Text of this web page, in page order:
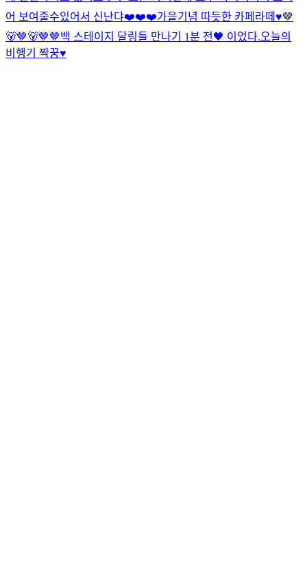
어 보여줄수있어서 신난댜❤️❤️❤️가을기념 따듯한 카페라떼♥🤎
🐻🤎🐻🤎🤎백 스테이지 달링들 만나기 1분 전🖤 이었다.오늘의
비행기 짝꿍♥